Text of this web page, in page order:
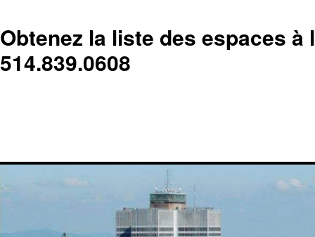
Obtenez la liste des espaces à
514.839.0608